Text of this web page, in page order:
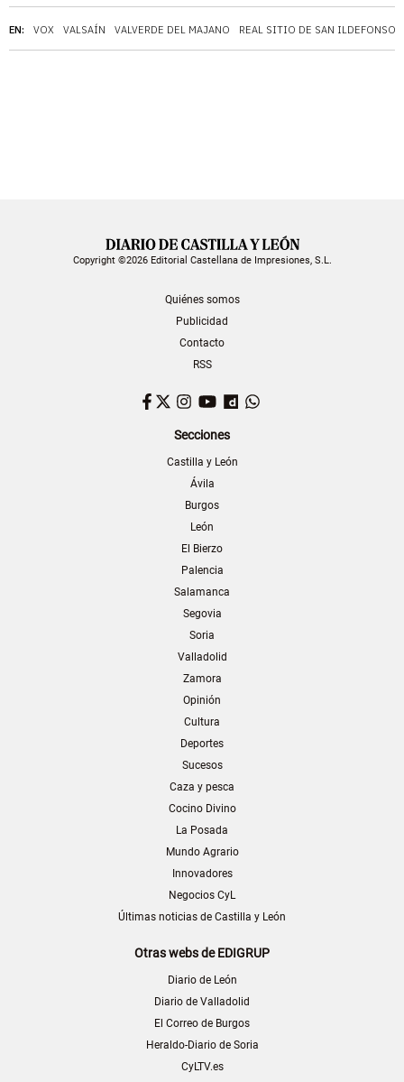
EN: VOX VALSAÍN VALVERDE DEL MAJANO REAL SITIO DE SAN ILDEFONSO
Copyright ©2026 Editorial Castellana de Impresiones, S.L.
Quiénes somos
Publicidad
Contacto
RSS
Facebook
TwitterInstagram
YouTubeDailymotion
Secciones
Castilla y León
Ávila
Burgos
León
El Bierzo
Palencia
Salamanca
Segovia
Soria
Valladolid
Zamora
Opinión
Cultura
Deportes
Sucesos
Caza y pesca
Cocino Divino
La Posada
Mundo Agrario
Innovadores
Negocios CyL
Últimas noticias de Castilla y León
Otras webs de EDIGRUP
Diario de León
Diario de Valladolid
El Correo de Burgos
Heraldo-Diario de Soria
CyLTV.es